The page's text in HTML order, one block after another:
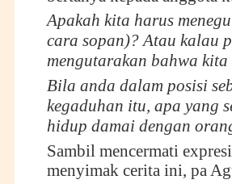
Apakah kita harus
cara sopan)?Atau kalau
mengutarakan bahwa
Bila anda dalam posisi
kegaduhan itu, apa yang
hidup damai dengan
Sambil mencermati
menyimak cerita ini, pa